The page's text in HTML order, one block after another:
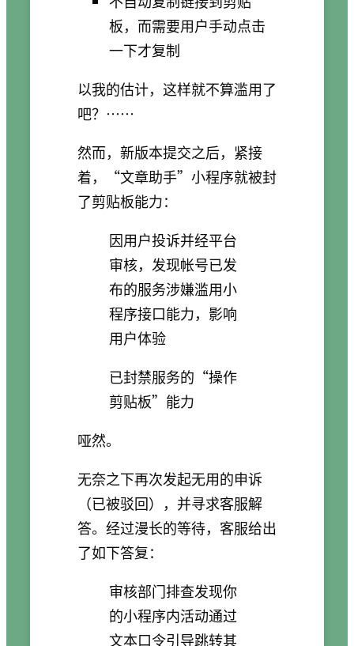
板，而需要用户手动点击
一下才复制
以我的估计，这样就不算滥用了
吧？……
然而，新版本提交之后，紧接
着，“文章助手”小程序就被封
了剪贴板能力：
因用户投诉并经平台
审核，发现帐号已发
布的服务涉嫌滥用小
程序接口能力，影响
用户体验
已封禁服务的“操作
剪贴板”能力
哑然。
无奈之下再次发起无用的申诉
（已被驳回），并寻求客服解
答。经过漫长的等待，客服给出
了如下答复：
审核部门排查发现你
的小程序内活动通过
文本口令引导跳转其